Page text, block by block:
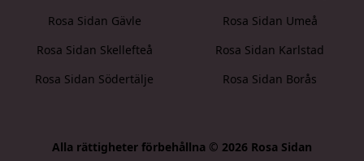
Rosa Sidan Gävle
Rosa Sidan Umeå
Rosa Sidan Skellefteå
Rosa Sidan Karlstad
Rosa Sidan Södertälje
Rosa Sidan Borås
Alla rättigheter förbehållna © 2026 Rosa Sidan